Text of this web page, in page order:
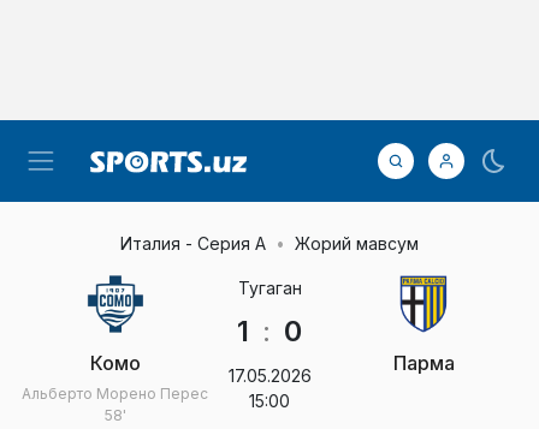
Италия - Серия А Жорий мавсум
Комо
Альберто Морено Перес
58'
Тугаган
1 : 0
17.05.2026
15:00
Парма